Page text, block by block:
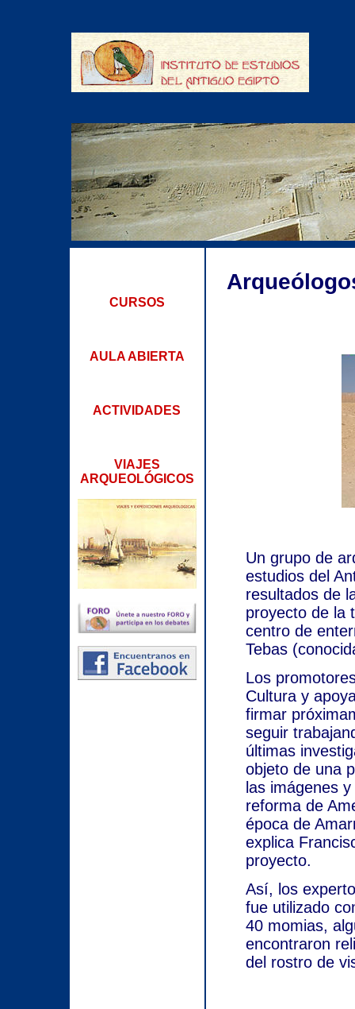
CURSOS
AULA ABIERTA
ACTIVIDADES
VIAJES
ARQUEOLÓGICOS
Un grupo de
estudios del
resultados de
proyecto de la
centro de
Tebas
Los
Cultura y
firmar
seguir
últimas
objeto de una
las imágenes
reforma de
época de
explica
proyecto.
Así, los
fue utilizado
40 momias,
encontraron
del rostro de